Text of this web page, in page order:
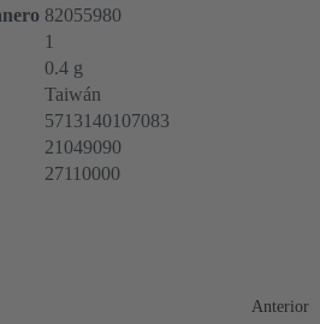
82055980
1
0.4 g
Taiwán
5713140107083
21049090
27110000
Anterior